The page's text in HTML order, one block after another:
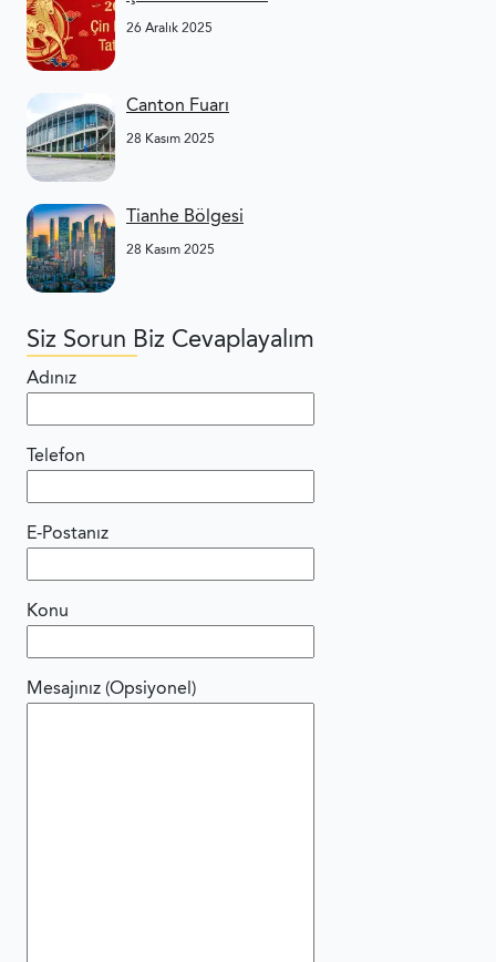
26 Aralık 2025
Canton Fuarı
28 Kasım 2025
Tianhe Bölgesi
28 Kasım 2025
Siz Sorun Biz Cevaplayalım
Adınız
Telefon
E-Postanız
Konu
Mesajınız (Opsiyonel)